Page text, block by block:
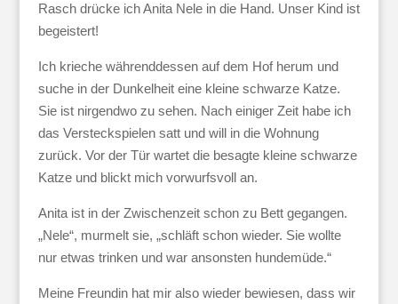
Rasch drücke ich Anita Nele in die Hand. Unser Kind ist
begeistert!
Ich krieche währenddessen auf dem Hof herum und
suche in der Dunkelheit eine kleine schwarze Katze.
Sie ist nirgendwo zu sehen. Nach einiger Zeit habe ich
das Versteckspielen satt und will in die Wohnung
zurück. Vor der Tür wartet die besagte kleine schwarze
Katze und blickt mich vorwurfsvoll an.
Anita ist in der Zwischenzeit schon zu Bett gegangen.
„Nele“, murmelt sie, „schläft schon wieder. Sie wollte
nur etwas trinken und war ansonsten hundemüde.“
Meine Freundin hat mir also wieder bewiesen, dass wir